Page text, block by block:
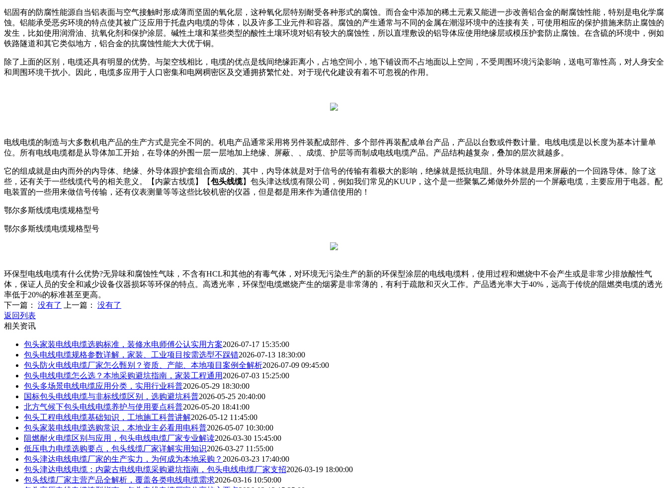
铝固有的防腐性能源自当铝表面与空气接触时形成薄而坚固的氧化层，这种氧化层特别耐受各种形式的腐蚀。而合金中添加的稀土元素又能进一步改善铝合金的耐腐蚀性能，特别是电化学腐
蚀。铝能承受恶劣环境的特点使其被广泛应用于托盘内电缆的导体，以及许多工业元件和容器。腐蚀的产生通常与不同的金属在潮湿环境中的连接有关，可使用相应的保护措施来防止腐蚀的
发生，比如使用润滑油、抗氧化剂和保护涂层。碱性土壤和某些类型的酸性土壤环境对铝有较大的腐蚀性，所以直埋敷设的铝导体应使用绝缘层或模压护套防止腐蚀。在含硫的环境中，例如
铁路隧道和其它类似地方，铝合金的抗腐蚀性能大大优于铜。
除了上面的区别，电缆还具有明显的优势。与架空线相比，电缆的优点是线间绝缘距离小，占地空间小，地下铺设而不占地面以上空间，不受周围环境污染影响，送电可靠性高，对人身安全
和周围环境干扰小。因此，电缆多应用于人口密集和电网稠密区及交通拥挤繁忙处。对于现代化建设有着不可忽视的作用。
电线电缆的制造与大多数机电产品的生产方式是完全不同的。机电产品通常采用将另件装配成部件、多个部件再装配成单台产品，产品以台数或件数计量。电线电缆是以长度为基本计量单
位。所有电线电缆都是从导体加工开始，在导体的外围一层一层地加上绝缘、屏蔽、、成缆、护层等而制成电线电缆产品。产品结构越复杂，叠加的层次就越多。
它的组成就是由内而外的内导体、绝缘、外导体跟护套组合而成的、其中，内导体就是对于信号的传输有着极大的影响，绝缘就是抵抗电阻。外导体就是用来屏蔽的一个回路导体。除了这
些，还有关于一些线缆代号的相关意义。【内蒙古线缆】【包头线缆】包头津达线缆有限公司，例如我们常见的KUUP，这个是一些聚氯乙烯做外外层的一个屏蔽电缆，主要应用于电器。配
电装置的一些用来做信号传输，还有仪表测量等等这些比较机密的仪器，但是都是用来作为通信使用的！
鄂尔多斯线缆电缆规格型号
鄂尔多斯线缆电缆规格型号
环保型电线电缆有什么优势?无异味和腐蚀性气味，不含有HCL和其他的有毒气体，对环境无污染生产的新的环保型涂层的电线电缆料，使用过程和燃烧中不会产生或是非常少排放酸性气
体，保证人员的安全和减少设备仪器损坏等环保的特点。高透光率，环保型电缆燃烧产生的烟雾是非常薄的，有利于疏散和灭火工作。产品透光率大于40%，远高于传统的阻燃类电缆的透光
率低于20%的标准甚至更高。
下一篇： 没有了 上一篇： 没有了
返回列表
相关资讯
包头家装电线电缆选购标准，装修水电师傅公认实用方案2026-07-17 15:35:00
包头电线电缆规格参数详解，家装、工业项目按需选型不踩错2026-07-13 18:30:00
包头防火电线电缆厂家怎么甄别？资质、产能、本地项目案例全解析2026-07-09 09:45:00
包头电线电缆怎么选？本地采购避坑指南，家装工程通用 2026-07-03 15:25:00
包头多场景电线电缆应用分类，实用行业科普2026-05-29 18:30:00
国标包头电线电缆与非标线缆区别，选购避坑科普2026-05-25 20:40:00
北方气候下包头电线电缆养护与使用要点科普2026-05-20 18:41:00
包头工程电线电缆基础知识，工地施工科普讲解2026-05-12 11:45:00
包头家装电线电缆选购常识，本地业主必看用电科普2026-05-07 10:30:00
阻燃耐火电缆区别与应用，包头电线电缆厂家专业解读2026-03-30 15:45:00
低压电力电缆选购要点，包头线缆厂家详解实用知识2026-03-27 11:55:00
包头津达电线电缆厂家的生产实力，为何成为本地采购？ 2026-03-23 17:40:00
包头津达电线电缆：内蒙古电线电缆采购避坑指南，包头电线电缆厂家支招2026-03-19 18:00:00
包头线缆厂家主营产品全解析，覆盖各类电线电缆需求2026-03-16 10:50:00